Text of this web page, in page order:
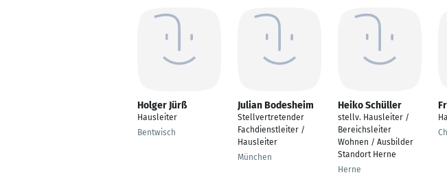
Holger Jürß
Hausleiter
Bentwisch
Julian Bodesheim
Stellvertretender
Fachdienstleiter /
Hausleiter
München
Heiko Schüller
stellv. Hausleiter /
Bereichsleiter
Wohnen / Ausbilder
Standort Herne
Herne